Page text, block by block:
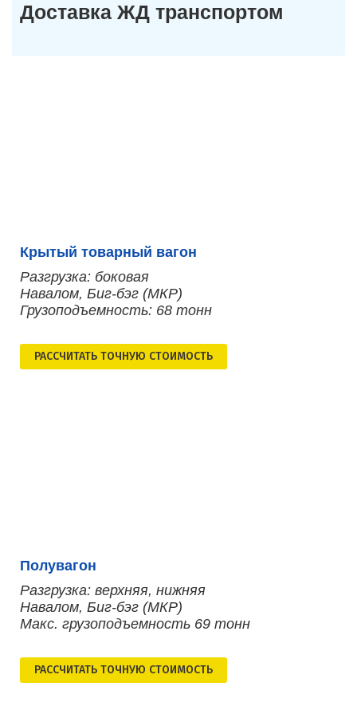
Доставка ЖД транспортом
Крытый товарный вагон
Разгрузка: боковая
Навалом, Биг-бэг (МКР)
Грузоподъемность: 68 тонн
РАСCЧИТАТЬ ТОЧНУЮ СТОИМОСТЬ
Полувагон
Разгрузка: верхняя, нижняя
Навалом, Биг-бэг (МКР)
Макс. грузоподъемность 69 тонн
РАСCЧИТАТЬ ТОЧНУЮ СТОИМОСТЬ